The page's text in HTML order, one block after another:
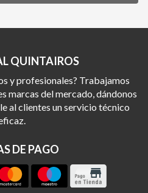
QUINTAIROS
y profesionales? Trabajamos
marcas del mercado, dándonos
al clientes un servicio técnico
DE PAGO